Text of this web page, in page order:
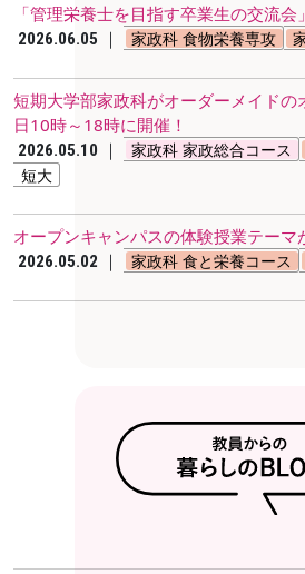
「管理栄養士を目指す卒業生の交流
2026.06.05 ｜ 家政科 食物栄養専攻
短期大学部家政科がオーダーメイド
日10時～18時に開催！
2026.05.10 ｜ 家政科 家政総合コース
短大
オープンキャンパスの体験授業テーマ
2026.05.02 ｜ 家政科 食と栄養コース